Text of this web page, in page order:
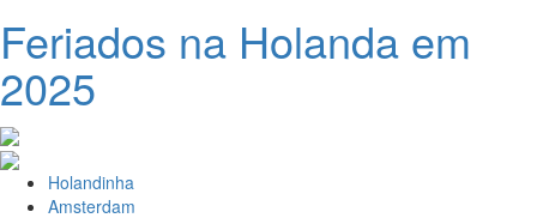
Feriados na Holanda em
2025
Holandinha
Amsterdam